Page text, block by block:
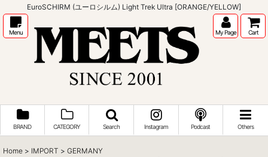
EuroSCHIRM (ユーロシルム) Light Trek Ultra [ORANGE/YELLOW]
Menu My Page Cart
BRAND CATEGORY Search Instagram Podcast Others
Home > IMPORT > GERMANY